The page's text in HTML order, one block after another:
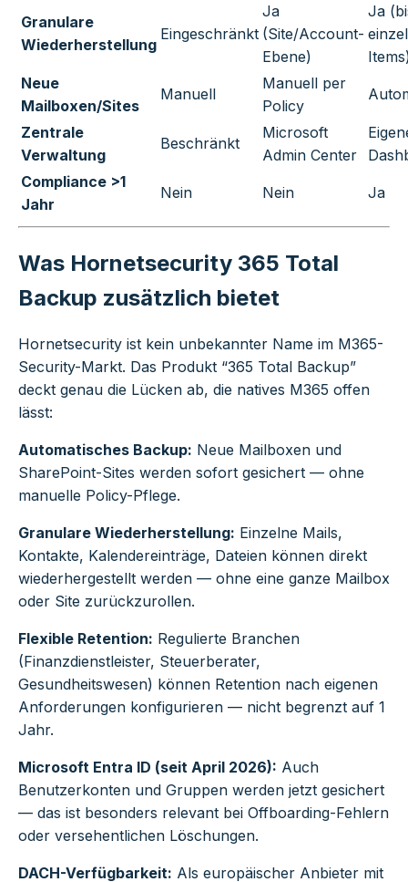
Granulare
Wiederherstellung
Eingeschränkt
Ja
(Site/Account-
Ebene)
Ja
Neue
Mailboxen/Sites
Manuell
Manuell per
Policy
Zentrale
Verwaltung
Beschränkt
Microsoft
Admin Center
Compliance >1
Jahr
Nein Nein Ja
Was Hornetsecurity 365 Total
Backup zusätzlich bietet
Hornetsecurity ist kein unbekannter Name im M365-
Security-Markt. Das Produkt “365 Total Backup”
deckt genau die Lücken ab, die natives M365 offen
lässt:
Automatisches Backup: Neue Mailboxen und
SharePoint-Sites werden sofort gesichert — ohne
manuelle Policy-Pflege.
Granulare Wiederherstellung: Einzelne Mails,
Kontakte, Kalendereinträge, Dateien können direkt
wiederhergestellt werden — ohne eine ganze Mailbox
oder Site zurückzurollen.
Flexible Retention: Regulierte Branchen
(Finanzdienstleister, Steuerberater,
Gesundheitswesen) können Retention nach eigenen
Anforderungen konfigurieren — nicht begrenzt auf 1
Jahr.
Microsoft Entra ID (seit April 2026): Auch
Benutzerkonten und Gruppen werden jetzt gesichert
— das ist besonders relevant bei Offboarding-Fehlern
oder versehentlichen Löschungen.
DACH-Verfügbarkeit: Als europäischer Anbieter mit